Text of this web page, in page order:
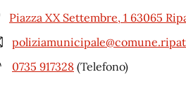
Piazza XX Settembre, 1 63065
0735 917328 (Telefono)